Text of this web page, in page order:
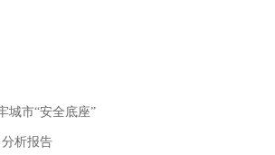
城市“安全底座”
析报告